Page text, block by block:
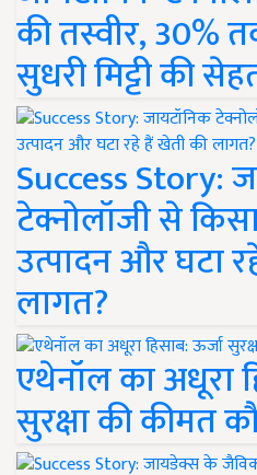
की तस्वीर, 30%
सुधरी मिट्टी की
Success Story:
टेक्नोलॉजी से
उत्पादन और घटा
लागत?
एथेनॉल का अधूरा
सुरक्षा की कीमत